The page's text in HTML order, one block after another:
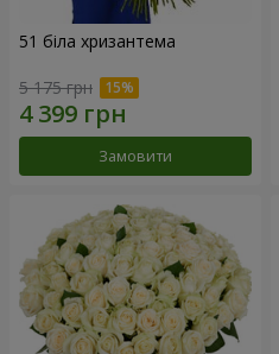
51 біла хризантема
5 175 грн
Замовити